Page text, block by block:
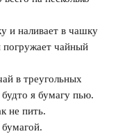
и наливает в чашку
погружает чайный
в треугольных
я бумагу пью.
не пить.